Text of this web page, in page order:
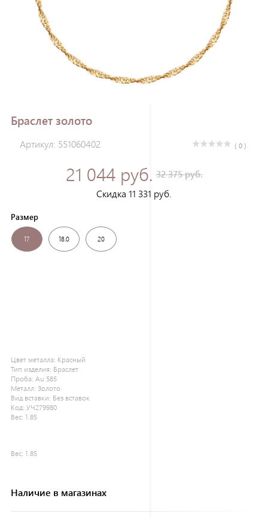
Браслет золото
Артикул: 551060402 ( 0 )
21 044 руб. 32 375 руб.
Скидка 11 331 руб.
Размер
17 18.0 20
Цвет металла: Красный
Тип изделия: Браслет
Проба: Au 585
Металл: Золото
Вид вставки: Без вставок
Код: УЧ279980
Вес: 1.85
Вес: 1.85
Наличие в магазинах